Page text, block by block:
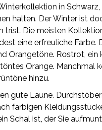
in Schwarz,
halten. Der Winter ist
trist. Die meisten
eine erfreuliche Farbe.
Orangetöne. Rostrot, ein
Orange. Manchmal
hinzu.
gute Laune.
farbigen
Schal ist, der Sie